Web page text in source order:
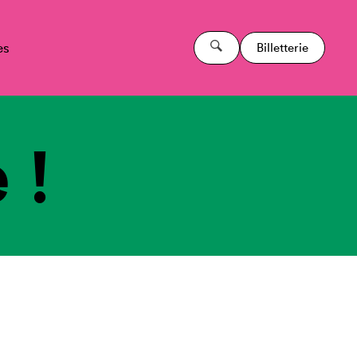
Billetterie
!